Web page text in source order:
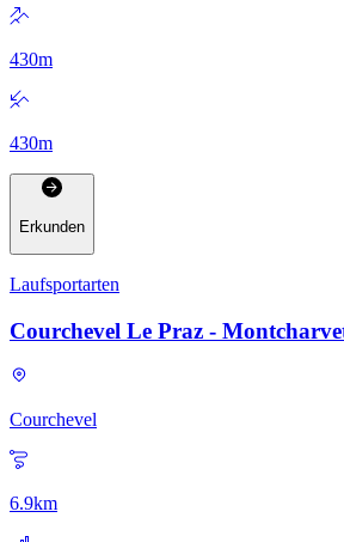
430m
430m
Erkunden
Laufsportarten
Courchevel Le Praz -
Courchevel
6.9km